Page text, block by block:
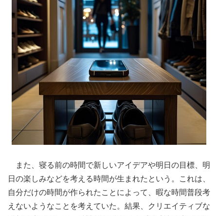
また、寝る前の時間で新しいアイデアや明日の目標、明
日の楽しみなどを考える時間が生まれたという。これは、
自分だけの時間が作られたことによって、暇な時間普段考
えないようなことを考えていた。結果、クリエイティブな